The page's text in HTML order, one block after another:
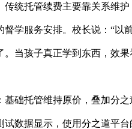
统托管续费主要靠关系维
学服务安排。校长说：“以
当孩子真正学到东西，效
础托管维持原价，叠加分
数据显示，使用分之道平